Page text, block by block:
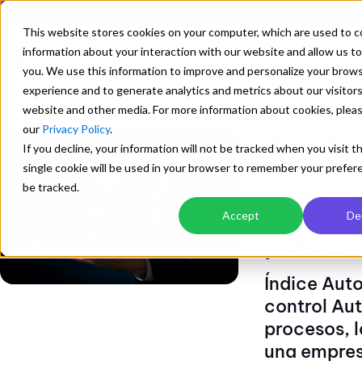
This website stores cookies on your computer, which are used to
information about your interaction with our website and allow us
you. We use this information to improve and personalize your
experience and to generate analytics and metrics about our
website and other media. For more information about cookies,
our Privacy Policy.
If you decline, your information will not be tracked when you visit
single cookie will be used in your browser to remember your
be tracked.
Accept
Mejorando los Sistemas de Gestion ISO
control
Índice
control
procesos,
una